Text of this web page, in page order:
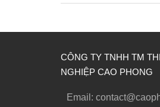
CÔNG TY TNHH TM
NGHIỆP CAO PHONG
Email: